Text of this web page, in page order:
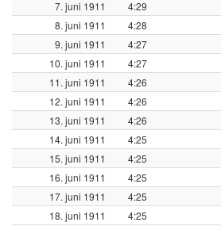
7. juni 1911 4:29
8. juni 1911
4:28
9. juni 1911
4:27
10. juni 1911
4:27
11. juni 1911
4:26
12. juni 1911
4:26
13. juni 1911
4:26
14. juni 1911
4:25
15. juni 1911
4:25
16. juni 1911
4:25
17. juni 1911
4:25
18. juni 1911
4:25